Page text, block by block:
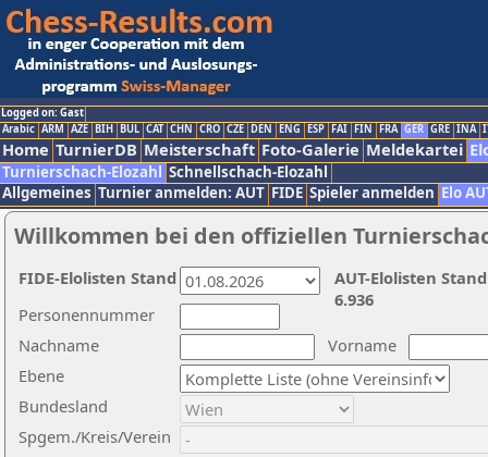
Logged on: Gast
Arabic ARM AZE BIH BUL CAT CHN CRO CZE DEN ENG ESP FAI FIN FRA GER GRE INA
Home TurnierDB Meisterschaft Foto-Galerie Meldekartei
Turnierschach-Elozahl Schnellschach-Elozahl
Allgemeines Turnier anmelden: AUT FIDE Spieler anmelden Elo
Willkommen bei den offiziellen
Nachname
Vorname
Ebene
Personennummer
Bundesland
Spgem./Kreis/Verein
AUT-Elolisten
6.936
FIDE-Elolisten Stand